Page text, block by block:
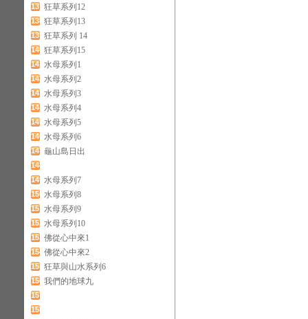
137 狂草系列12
138 狂草系列13
139 狂草系列 14
140 狂草系列15
141 水母系列1
142 水母系列2
143 水母系列3
144 水母系列4
145 水母系列5
146 水母系列6
147 龜山島日出
148
149 水母系列7
150 水母系列8
151 水母系列9
152 水母系列10
153 佛從心中來1
154 佛從心中來2
155 狂草與山水系列6
156 我們的地球九
157
158